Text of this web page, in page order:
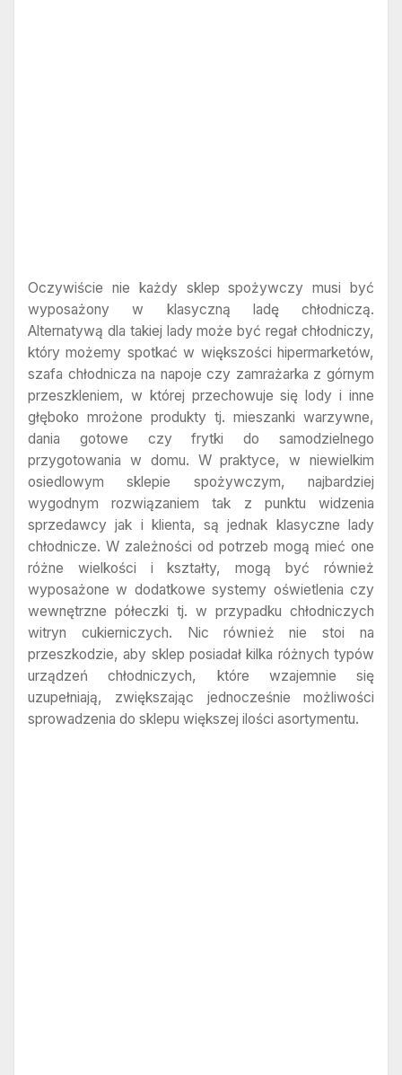
Oczywiście nie każdy sklep spożywczy musi być
wyposażony w klasyczną ladę chłodniczą.
Alternatywą dla takiej lady może być regał chłodniczy,
który możemy spotkać w większości hipermarketów,
szafa chłodnicza na napoje czy zamrażarka z górnym
przeszkleniem, w której przechowuje się lody i inne
głęboko mrożone produkty tj. mieszanki warzywne,
dania gotowe czy frytki do samodzielnego
przygotowania w domu. W praktyce, w niewielkim
osiedlowym sklepie spożywczym, najbardziej
wygodnym rozwiązaniem tak z punktu widzenia
sprzedawcy jak i klienta, są jednak klasyczne lady
chłodnicze. W zależności od potrzeb mogą mieć one
różne wielkości i kształty, mogą być również
wyposażone w dodatkowe systemy oświetlenia czy
wewnętrzne półeczki tj. w przypadku chłodniczych
witryn cukierniczych. Nic również nie stoi na
przeszkodzie, aby sklep posiadał kilka różnych typów
urządzeń chłodniczych, które wzajemnie się
uzupełniają, zwiększając jednocześnie możliwości
sprowadzenia do sklepu większej ilości asortymentu.